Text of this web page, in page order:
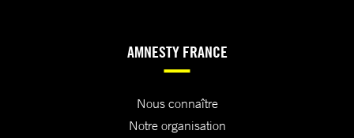
AMNESTY FRANCE
Nous connaître
Notre organisation